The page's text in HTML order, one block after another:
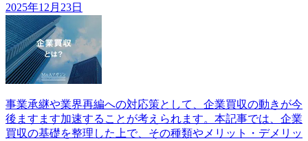
2025年12月23日
事業承継や業界再編への対応策として、企業買収の動きが今
後ますます加速することが考えられます。本記事では、企業
買収の基礎を整理した上で、その種類やメリット・デメリッ